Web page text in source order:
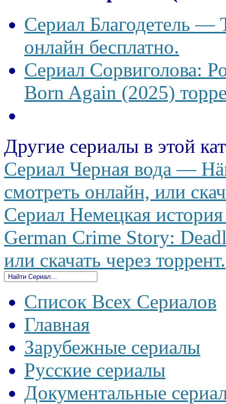
Сериал Благодетель —
онлайн бесплатно.
Сериал Сорвиголова:
Born Again (2025)
Другие сериалы в этой
Сериал Черная вода —
смотреть онлайн, или
Сериал Немецкая
German Crime Story:
или скачать через торрент.
Список Всех Сериалов
Главная
Зарубежные сериалы
Русские сериалы
Документальные